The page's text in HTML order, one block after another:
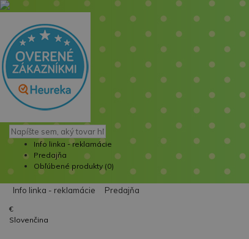
Info linka - reklamácie
Predajňa
Obľúbené produkty (0)
Info linka - reklamácie Predajňa
€
Slovenčina